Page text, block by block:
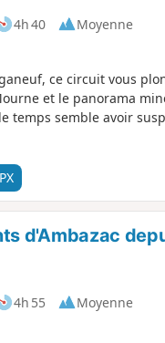
4h 40
Moyenne
ce circuit vous
et le panorama
temps semble avoir
d'Ambazac
4h 55
Moyenne